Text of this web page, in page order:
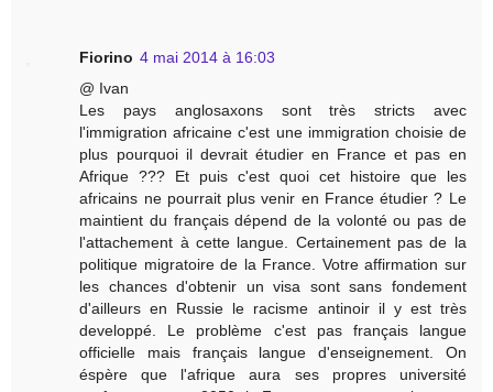
Fiorino 4 mai 2014 à 16:03
@ Ivan
Les pays anglosaxons sont très stricts avec
l'immigration africaine c'est une immigration choisie de
plus pourquoi il devrait étudier en France et pas en
Afrique ??? Et puis c'est quoi cet histoire que les
africains ne pourrait plus venir en France étudier ? Le
maintient du français dépend de la volonté ou pas de
l'attachement à cette langue. Certainement pas de la
politique migratoire de la France. Votre affirmation sur
les chances d'obtenir un visa sont sans fondement
d'ailleurs en Russie le racisme antinoir il y est très
developpé. Le problème c'est pas français langue
officielle mais français langue d'enseignement. On
éspère que l'afrique aura ses propres université